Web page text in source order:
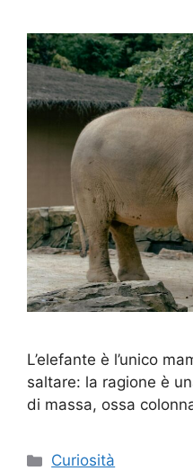
L’elefante è l’unico
saltare: la ragione è
di massa, ossa
Categorie
Curiosità